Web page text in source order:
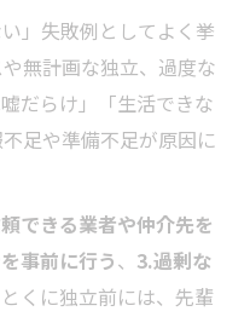
」失敗例としてよく挙
無計画な独立、過度な
だらけ」「生活できな
足や準備不足が原因に
できる業者や仲介先を
事前に行う、 3.過剰な
くに独立前には、先輩